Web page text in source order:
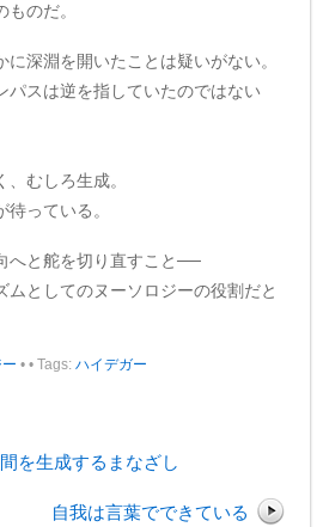
のだ。
深淵を開いたことは疑いがない。
パスは逆を指していたのではない
、むしろ生成。
っている。
へと舵を切り直すこと──
ムとしてのヌーソロジーの役割だと
• • Tags:ハイデガー
を生成するまなざし
自我は言葉でできている